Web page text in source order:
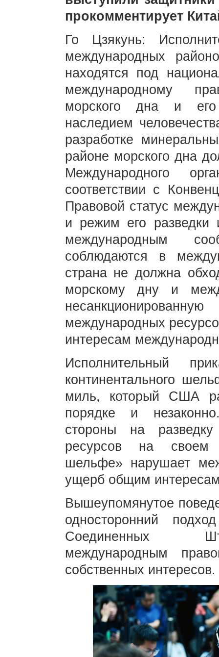
прокомментирует
Го Цзякунь:
международных
находятся под
международному
морского дна и
наследием
разработке
районе морского дна
Международного
соответствии с
Правовой статус
и режим его разведки
международным
соблюдаются в
страна не должна
морскому дну и
международных
интересам
Исполнительный
континентального
миль, который США
порядке и
стороны на
ресурсов на своем
шельфе» нарушает
ущерб общим
Вышеупомянутое
односторонний
Соединенных
международным
собственных интересов.